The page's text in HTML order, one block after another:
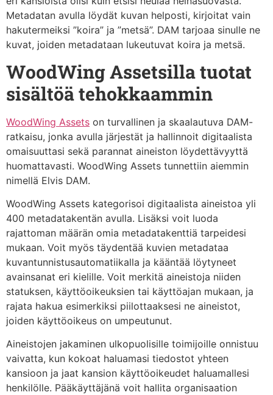
Metadatan avulla löydät kuvan helposti, kirjoitat vain
hakutermeiksi ”koira” ja ”metsä”. DAM tarjoaa sinulle ne
kuvat, joiden metadataan lukeutuvat koira ja metsä.
WoodWing Assetsilla tuotat
sisältöä tehokkaammin
WoodWing Assets on turvallinen ja skaalautuva DAM-
ratkaisu, jonka avulla järjestät ja hallinnoit digitaalista
omaisuuttasi sekä parannat aineiston löydettävyyttä
huomattavasti. WoodWing Assets tunnettiin aiemmin
nimellä Elvis DAM.
WoodWing Assets kategorisoi digitaalista aineistoa yli
400 metadatakentän avulla. Lisäksi voit luoda
rajattoman määrän omia metadatakenttiä tarpeidesi
mukaan. Voit myös täydentää kuvien metadataa
kuvantunnistusautomatiikalla ja kääntää löytyneet
avainsanat eri kielille. Voit merkitä aineistoja niiden
statuksen, käyttöoikeuksien tai käyttöajan mukaan, ja
rajata hakua esimerkiksi piilottaaksesi ne aineistot,
joiden käyttöoikeus on umpeutunut.
Aineistojen jakaminen ulkopuolisille toimijoille onnistuu
vaivatta, kun kokoat haluamasi tiedostot yhteen
kansioon ja jaat kansion käyttöoikeudet haluamallesi
henkilölle. Pääkäyttäjänä voit hallita organisaation